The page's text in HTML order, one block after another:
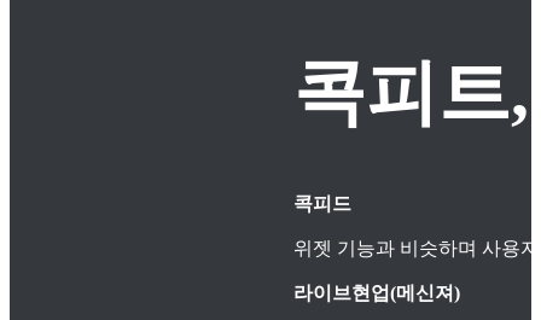
콕피트
콕피드
위젯 기능과 비슷하며 사용
라이브현업(메신져)